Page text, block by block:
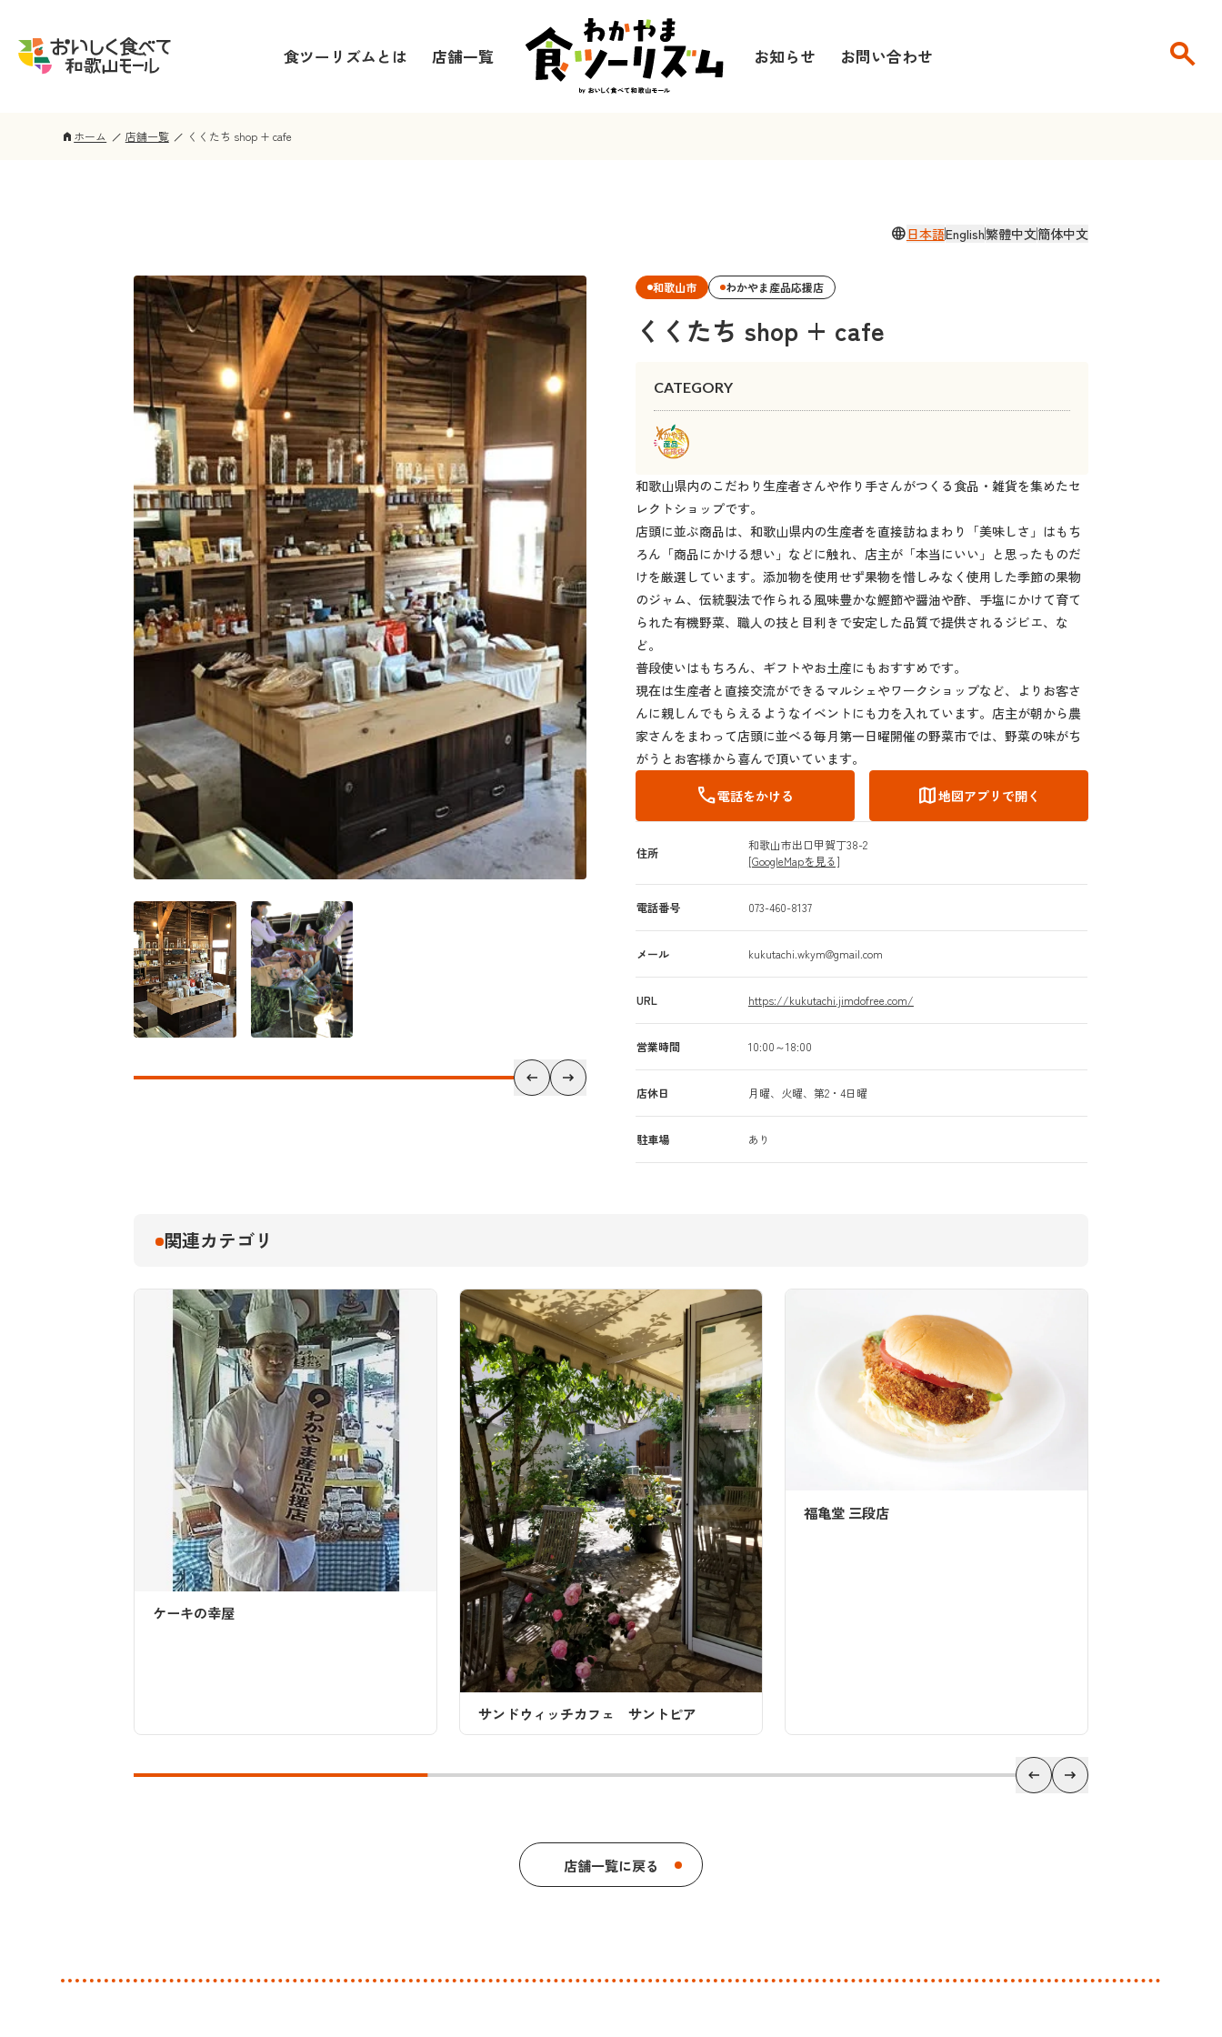
食ツーリズムとは 店舗一覧 お知らせ お問い合わせ search
home ホーム 店舗一覧 くくたち shop + cafe
language日本語English繁體中文簡体中文
和歌山市 わかやま産品応援店
くくたち shop + cafe
CATEGORY
和歌山県内のこだわり生産者さんや作り手さんがつくる食品・雑貨を集めたセ
レクトショップです。
店頭に並ぶ商品は、和歌山県内の生産者を直接訪ねまわり「美味しさ」はもち
ろん「商品にかける想い」などに触れ、店主が「本当にいい」と思ったものだ
けを厳選しています。添加物を使用せず果物を惜しみなく使用した季節の果物
のジャム、伝統製法で作られる風味豊かな鰹節や醤油や酢、手塩にかけて育て
られた有機野菜、職人の技と目利きで安定した品質で提供されるジビエ、な
ど。
普段使いはもちろん、ギフトやお土産にもおすすめです。
現在は生産者と直接交流ができるマルシェやワークショップなど、よりお客さ
んに親しんでもらえるようなイベントにも力を入れています。店主が朝から農
家さんをまわって店頭に並べる毎月第一日曜開催の野菜市では、野菜の味がち
がうとお客様から喜んで頂いています。
call電話をかける map地図アプリで開く
住所
和歌山市出口甲賀丁38-2
[GoogleMapを見る]
電話番号 073-460-8137
メール kukutachi.wkym@gmail.com
URL https://kukutachi.jimdofree.com/
営業時間 10:00～18:00
店休日 月曜、火曜、第2・4日曜
駐車場 あり
関連カテゴリ
ケーキの幸屋
サンドウィッチカフェ サントピア
福亀堂 三段店
店舗一覧に戻る